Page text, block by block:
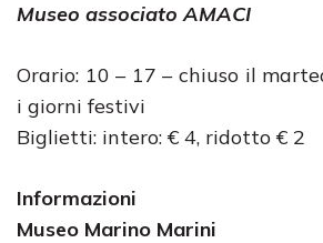
Museo associato AMACI
Orario: 10 – 17 – chiuso il
i giorni festivi
Biglietti: intero: € 4, ridotto € 2
Informazioni
Museo Marino Marini